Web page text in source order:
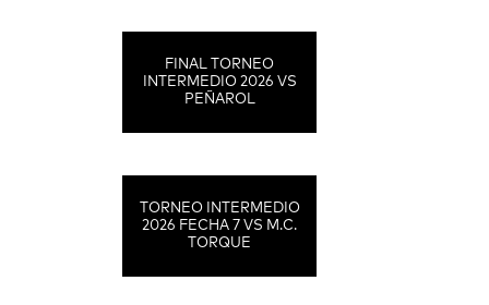
FINAL TORNEO
INTERMEDIO 2026 VS
PEÑAROL
TORNEO INTERMEDIO
2026 FECHA 7 VS M.C.
TORQUE